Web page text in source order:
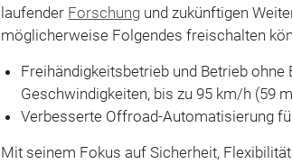
laufender Forschung und zukünftigen
möglicherweise Folgendes freischalten
Freihändigkeitsbetrieb und Betrieb ohne
Geschwindigkeiten, bis zu 95 km/h (59
Verbesserte Offroad-Automatisierung
Mit seinem Fokus auf Sicherheit,